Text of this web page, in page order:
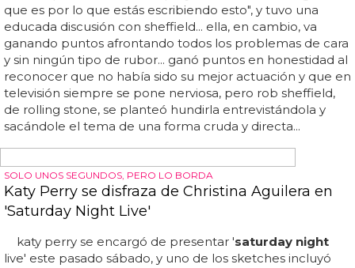
Y, CÓMO NO, ACTUACIONES PERFECTAS
On My Own' en 'Saturday Night Live'